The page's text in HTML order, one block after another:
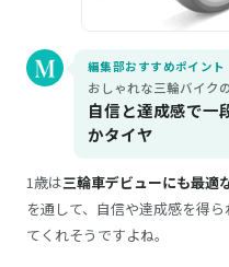
編集部おすすめポイント
おしゃれな三輪バイク
自信と達成感で一
かタイヤ
1歳は三輪車デビューにも最適
を通して、自信や達成感を得
てくれそうですよね。